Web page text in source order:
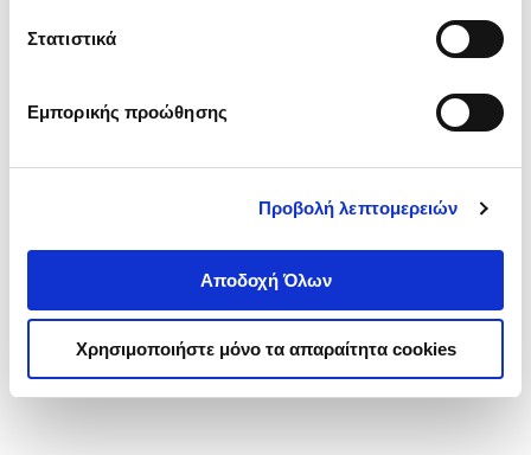
Στατιστικά
Εμπορικής προώθησης
Προβολή λεπτομερειών
Αποδοχή Όλων
Χρησιμοποιήστε μόνο τα απαραίτητα cookies